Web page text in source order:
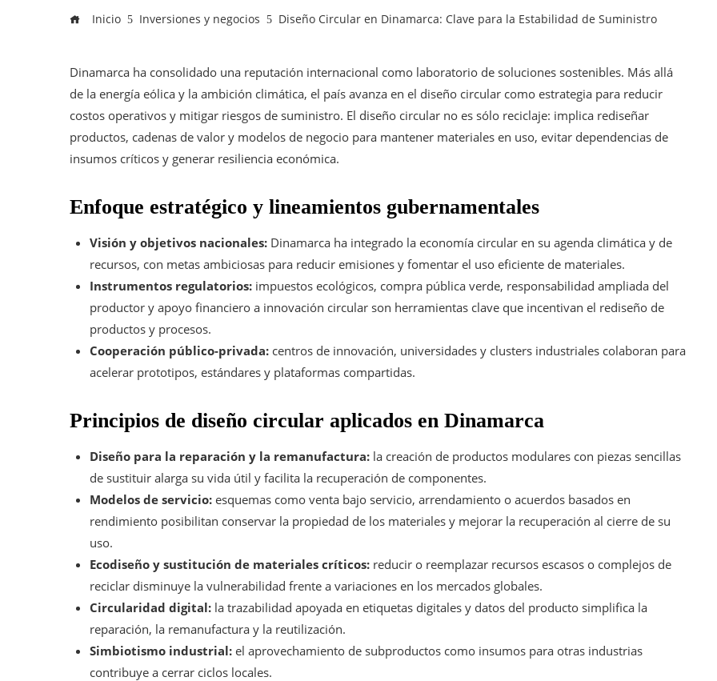
Inicio Inversiones y negocios Diseño Circular en Dinamarca: Clave para la Estabilidad de Suministro
Dinamarca ha consolidado una reputación internacional como laboratorio de soluciones sostenibles. Más allá
de la energía eólica y la ambición climática, el país avanza en el diseño circular como estrategia para reducir
costos operativos y mitigar riesgos de suministro. El diseño circular no es sólo reciclaje: implica rediseñar
productos, cadenas de valor y modelos de negocio para mantener materiales en uso, evitar dependencias de
insumos críticos y generar resiliencia económica.
Enfoque estratégico y lineamientos gubernamentales
Visión y objetivos nacionales: Dinamarca ha integrado la economía circular en su agenda climática y de
recursos, con metas ambiciosas para reducir emisiones y fomentar el uso eficiente de materiales.
Instrumentos regulatorios: impuestos ecológicos, compra pública verde, responsabilidad ampliada del
productor y apoyo financiero a innovación circular son herramientas clave que incentivan el rediseño de
productos y procesos.
Cooperación público-privada: centros de innovación, universidades y clusters industriales colaboran para
acelerar prototipos, estándares y plataformas compartidas.
Principios de diseño circular aplicados en Dinamarca
Diseño para la reparación y la remanufactura: la creación de productos modulares con piezas sencillas
de sustituir alarga su vida útil y facilita la recuperación de componentes.
Modelos de servicio: esquemas como venta bajo servicio, arrendamiento o acuerdos basados en
rendimiento posibilitan conservar la propiedad de los materiales y mejorar la recuperación al cierre de su
uso.
Ecodiseño y sustitución de materiales críticos: reducir o reemplazar recursos escasos o complejos de
reciclar disminuye la vulnerabilidad frente a variaciones en los mercados globales.
Circularidad digital: la trazabilidad apoyada en etiquetas digitales y datos del producto simplifica la
reparación, la remanufactura y la reutilización.
Simbiotismo industrial: el aprovechamiento de subproductos como insumos para otras industrias
contribuye a cerrar ciclos locales.